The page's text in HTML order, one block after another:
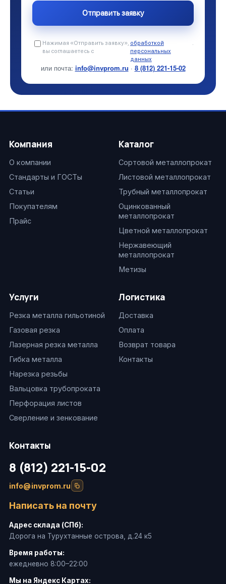
Нажимая «Отправить заявку»,
вы соглашаетесь с
обработкой
персональных
данных
.
или почта: info@invprom.ru · 8 (812) 221-15-02
Компания
О компании
Стандарты и ГОСТы
Статьи
Покупателям
Прайс
Каталог
Сортовой металлопрокат
Листовой металлопрокат
Трубный металлопрокат
Оцинкованный
металлопрокат
Цветной металлопрокат
Нержавеющий
металлопрокат
Метизы
Услуги
Резка металла гильотиной
Газовая резка
Лазерная резка металла
Гибка металла
Нарезка резьбы
Вальцовка трубопроката
Перфорация листов
Сверление и зенкование
Логистика
Доставка
Оплата
Возврат товара
Контакты
Контакты
8 (812) 221-15-02
info@invprom.ru
Написать на почту
Адрес склада (СПб):
Дорога на Турухтанные острова, д.24 к5
Время работы:
ежедневно 8:00–22:00
Мы на Яндекс Картах: